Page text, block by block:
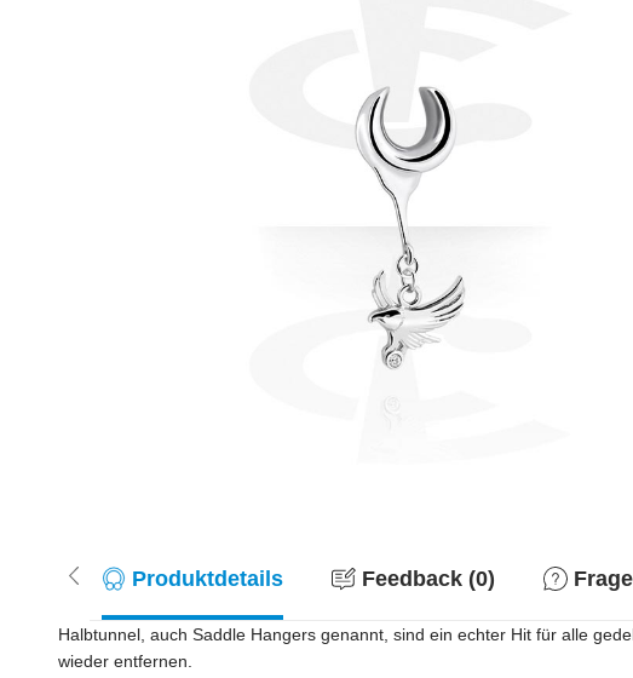
Produktdetails Feedback (0)
Halbtunnel, auch Saddle Hangers genannt, sind ein echter Hit für alle
wieder entfernen.